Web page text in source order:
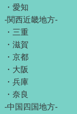
・ 愛知
-関西近畿地方-
・ 三重
・ 滋賀
・ 京都
・ 大阪
・ 兵庫
・ 奈良
-中国四国地方-